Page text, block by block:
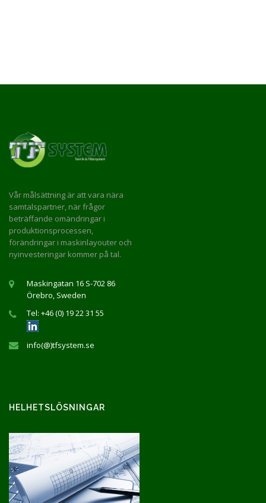
Vår målsättning är att vara nära
samtalspartner, när frågor
beträffande omändringar i
produktionsprocessen,
förändringar i maskinlayouter och
nyinvesteringar kommer på tal.
Maskingatan 16 S-702 86
Örebro, Sweden
Tel: +46 (0) 19 22 31 55
info(@)tfsystem.se
HELHETSLÖSNINGAR